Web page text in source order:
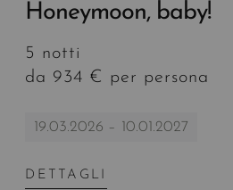
Honeymoon, baby!
5 notti
da 934 € per persona
19.03.2026 – 10.01.2027
DETTAGLI